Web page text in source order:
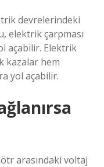
devrelerindeki
elektrik çarpması
açabilir. Elektrik
kazalar hem
yol açabilir.
arasındaki voltaj